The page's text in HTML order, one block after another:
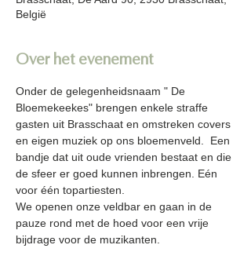
België
Over het evenement
Onder de gelegenheidsnaam " De
Bloemekeekes" brengen enkele straffe
gasten uit Brasschaat en omstreken covers
en eigen muziek op ons bloemenveld.  Een
bandje dat uit oude vrienden bestaat en die
de sfeer er goed kunnen inbrengen. Eén
voor één topartiesten.
We openen onze veldbar en gaan in de
pauze rond met de hoed voor een vrije
bijdrage voor de muzikanten.